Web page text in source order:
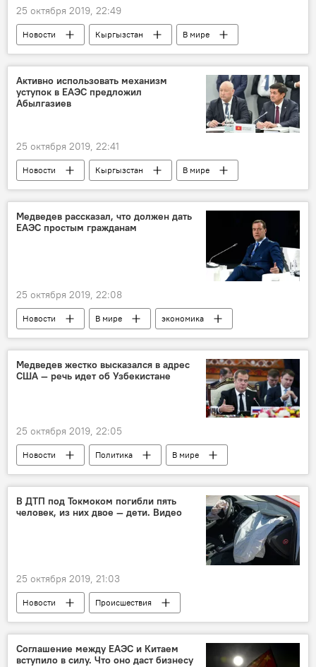
25 октября 2019, 22:49
Новости Кыргызстан
В мире
экономика
Мухаммедкалый Абылгазиев
Активно использовать механизм
уступок в ЕАЭС предложил
Абылгазиев
25 октября 2019, 22:41
Новости Кыргызстан
В мире
экономика
Мухаммедкалый Абылгазиев
ЕАЭС
заседание
Медведев рассказал, что должен дать
ЕАЭС простым гражданам
25 октября 2019, 22:08
Новости В мире
экономика
Дмитрий Медведев
ЕАЭС
Медведев жестко высказался в адрес
США — речь идет об Узбекистане
25 октября 2019, 22:05
Новости Политика
В мире
США
Дмитрий Медведев
ЕАЭС
Россия
В ДТП под Токмоком погибли пять
человек, из них двое — дети. Видео
25 октября 2019, 21:03
Новости
Происшествия
Кыргызстан
ребенок
ДТП
столкновение
авария
Соглашение между ЕАЭС и Китаем
вступило в силу. Что оно даст бизнесу